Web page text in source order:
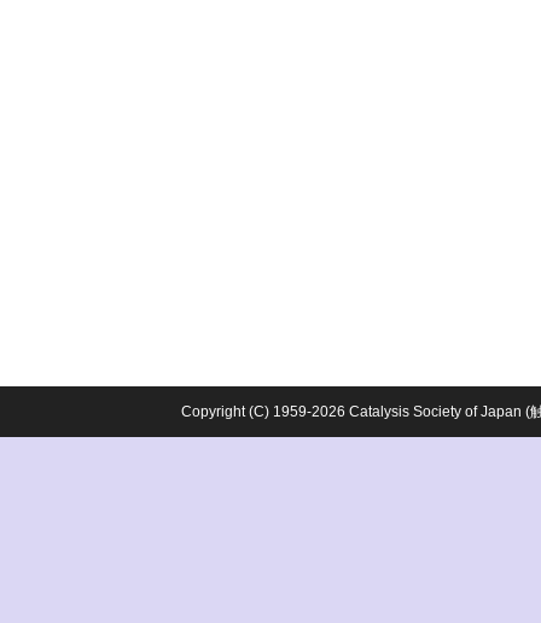
Copyright (C) 1959-2026 Catalysis Society of Japan (